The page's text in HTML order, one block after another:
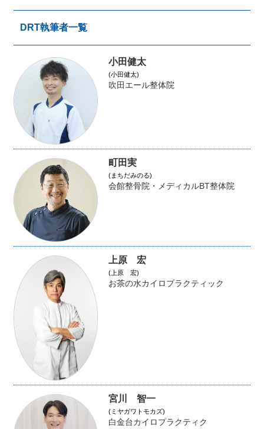
DRT執筆者一覧
小田健太
(小田健太)
吹田エール整体院
町田実
(まちだみのる)
会館整骨院・メディカルBT整体院
上原 宏
(上原 宏)
お茶の水カイロプラクティック
宮川 智一
(ミヤガワトモカズ)
白金台カイロプラクティク